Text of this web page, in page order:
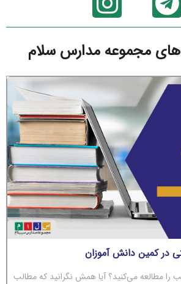
مجموعه مدارس سلام
در کمین دانش آموزان
را مطالعه می‌کنید؟ آیا همش نگرانید که مطالب